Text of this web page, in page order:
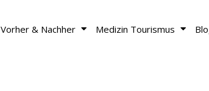
Vorher & Nachher Medizin Tourismus